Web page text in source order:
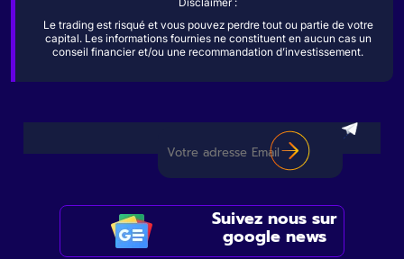
Le trading est risqué et vous pouvez perdre tout ou partie de votre
capital. Les informations fournies ne constituent en aucun cas un
conseil financier et/ou une recommandation d’investissement.
Suivez nous sur
google news